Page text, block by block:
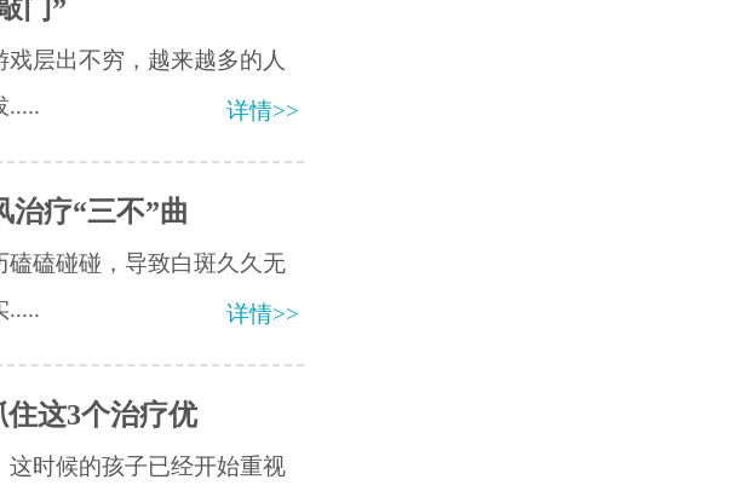
门”
层出不穷，越来越多的人
.....
详情>>
治疗“三不”曲
磕碰碰，导致白斑久久无
.....
详情>>
这3个治疗优
时候的孩子已经开始重视